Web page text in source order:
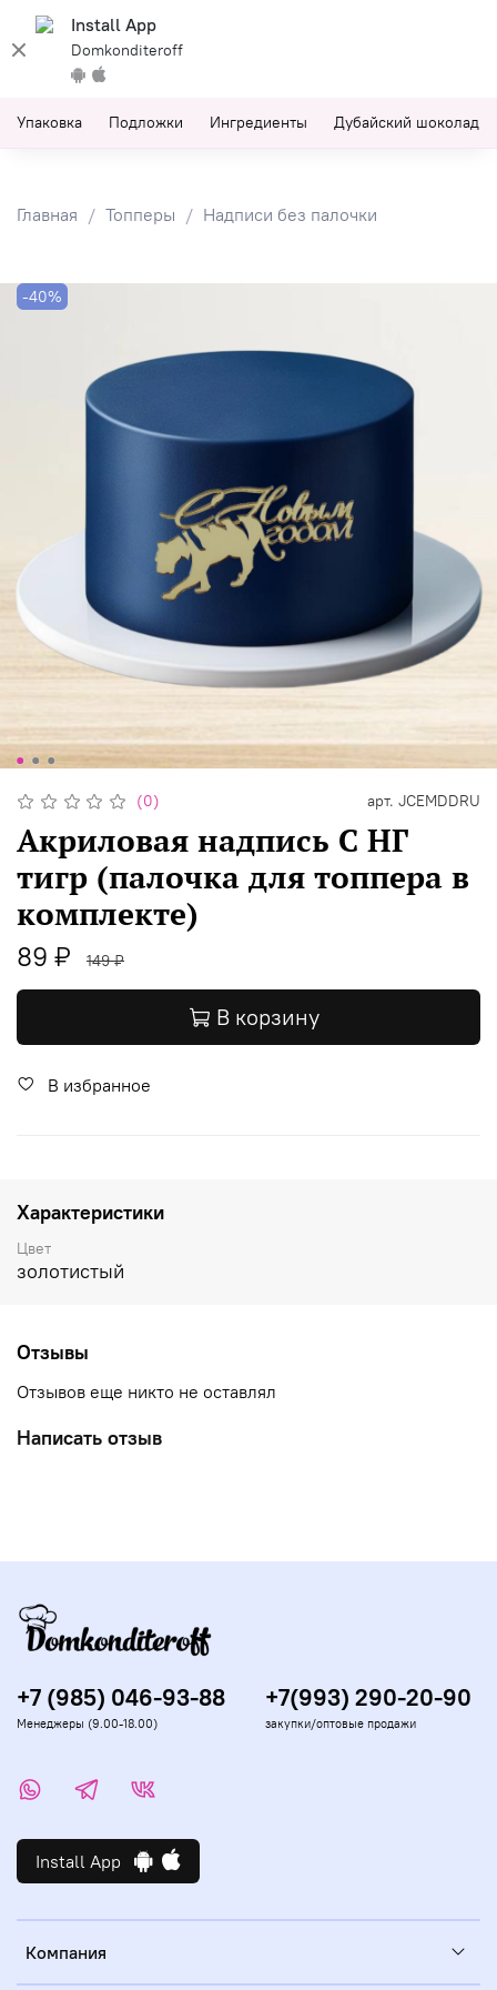
Install App
Domkonditeroff
Упаковка Подложки Ингредиенты Дубайский шоколад
Главная Топперы Надписи без палочки
-40%
(0) арт. JCEMDDRU
Акриловая надпись С НГ
тигр (палочка для топпера в
комплекте)
89 ₽ 149 ₽
В корзину
В избранное
Характеристики
Цвет
золотистый
Отзывы
Отзывов еще никто не оставлял
Написать отзыв
Компания
Install App
+7 (985) 046-93-88
Менеджеры (9.00-18.00)
+7(993) 290-20-90
закупки/оптовые продажи